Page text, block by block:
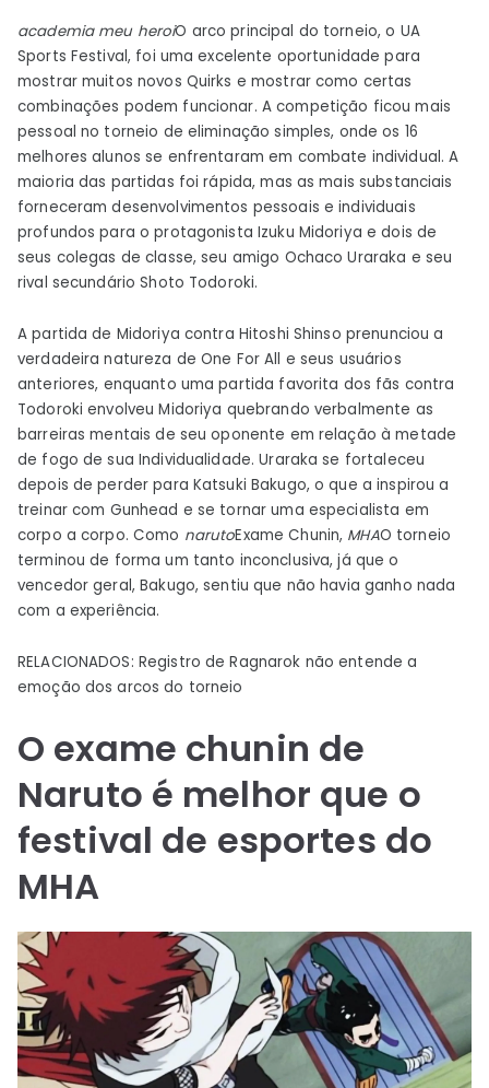
academia meu heroiO arco principal do torneio, o UA
Sports Festival, foi uma excelente oportunidade para
mostrar muitos novos Quirks e mostrar como certas
combinações podem funcionar. A competição ficou mais
pessoal no torneio de eliminação simples, onde os 16
melhores alunos se enfrentaram em combate individual. A
maioria das partidas foi rápida, mas as mais substanciais
forneceram desenvolvimentos pessoais e individuais
profundos para o protagonista Izuku Midoriya e dois de
seus colegas de classe, seu amigo Ochaco Uraraka e seu
rival secundário Shoto Todoroki.
A partida de Midoriya contra Hitoshi Shinso prenunciou a
verdadeira natureza de One For All e seus usuários
anteriores, enquanto uma partida favorita dos fãs contra
Todoroki envolveu Midoriya quebrando verbalmente as
barreiras mentais de seu oponente em relação à metade
de fogo de sua Individualidade. Uraraka se fortaleceu
depois de perder para Katsuki Bakugo, o que a inspirou a
treinar com Gunhead e se tornar uma especialista em
corpo a corpo. Como narutoExame Chunin, MHAO torneio
terminou de forma um tanto inconclusiva, já que o
vencedor geral, Bakugo, sentiu que não havia ganho nada
com a experiência.
RELACIONADOS: Registro de Ragnarok não entende a
emoção dos arcos do torneio
O exame chunin de
Naruto é melhor que o
festival de esportes do
MHA